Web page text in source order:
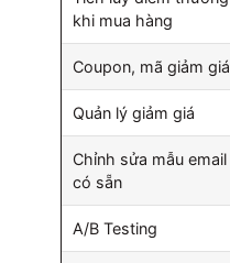
khi mua hàng
Coupon, mã giảm giá
Quản lý giảm giá
Chỉnh sửa mẫu email
có sẵn
A/B Testing